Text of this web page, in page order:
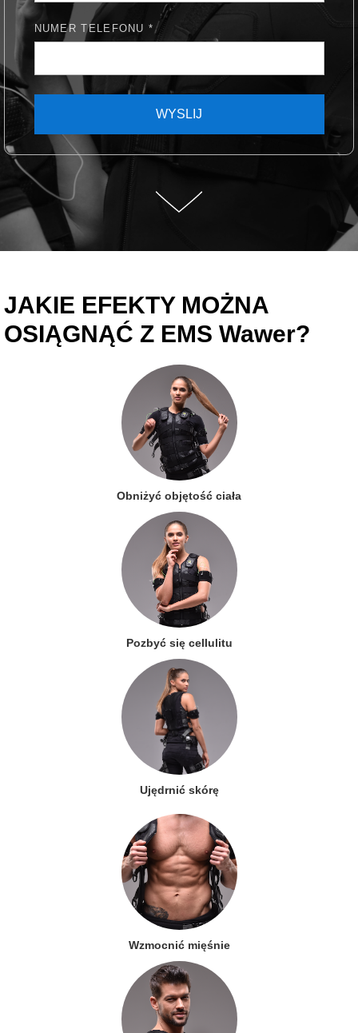
NUMER TELEFONU *
WYSLIJ
JAKIE EFEKTY MOŻNA
OSIĄGNĄĆ Z EMS Wawer?
Obniżyć objętość ciała
Pozbyć się cellulitu
Ujędrnić skórę
Wzmocnić mięśnie